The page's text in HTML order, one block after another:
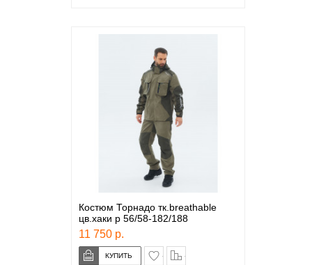
Костюм Торнадо тк.breathable
цв.хаки р 56/58-182/188
11 750 р.
в закладки